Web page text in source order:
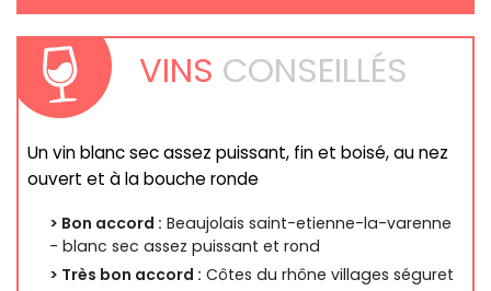
VINS CONSEILLÉS
Un vin blanc sec assez puissant, fin et boisé, au nez
ouvert et à la bouche ronde
> Bon accord : Beaujolais saint-etienne-la-varenne
- blanc sec assez puissant et rond
> Très bon accord : Côtes du rhône villages séguret